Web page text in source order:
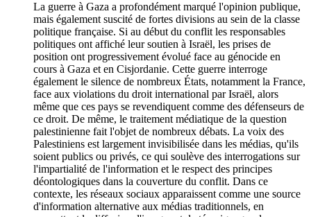
La guerre à Gaza a profondément marqué l'opinion publique,
mais également suscité de fortes divisions au sein de la classe
politique française. Si au début du conflit les responsables
politiques ont affiché leur soutien à Israël, les prises de
position ont progressivement évolué face au génocide en
cours à Gaza et en Cisjordanie. Cette guerre interroge
également le silence de nombreux États, notamment la France,
face aux violations du droit international par Israël, alors
même que ces pays se revendiquent comme des défenseurs de
ce droit. De même, le traitement médiatique de la question
palestinienne fait l'objet de nombreux débats. La voix des
Palestiniens est largement invisibilisée dans les médias, qu'ils
soient publics ou privés, ce qui soulève des interrogations sur
l'impartialité de l'information et le respect des principes
déontologiques dans la couverture du conflit. Dans ce
contexte, les réseaux sociaux apparaissent comme une source
d'information alternative aux médias traditionnels, en